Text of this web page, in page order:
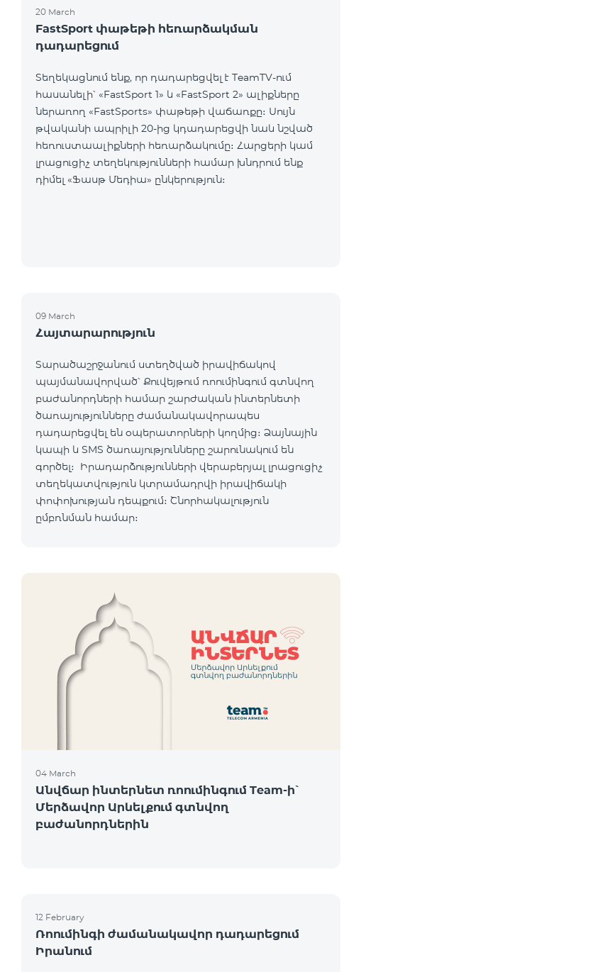
20 March
FastSport փաթեթի հեռարձակման
դադարեցում
Տեղեկացնում ենք, որ դադարեցվել է TeamTV-ում
հասանելի՝ «FastSport 1» և «FastSport 2» ալիքները
ներառող «FastSports» փաթեթի վաճառքը։ Սույն
թվականի ապրիլի 20-ից կդադարեցվի նաև նշված
հեռուստաալիքների հեռարձակումը։ Հարցերի կամ
լրացուցիչ տեղեկությունների համար խնդրում ենք
դիմել «Ֆասթ Մեդիա» ընկերություն։
09 March
Հայտարարություն
Տարածաշրջանում ստեղծված իրավիճակով
պայմանավորված՝ Քուվեյթում ռոումինգում գտնվող
բաժանորդների համար շարժական ինտերնետի
ծառայությունները ժամանակավորապես
դադարեցվել են օպերատորների կողմից։ Ձայնային
կապի և SMS ծառայությունները շարունակում են
գործել։ Իրադարձությունների վերաբերյալ լրացուցիչ
տեղեկատվություն կտրամադրվի իրավիճակի
փոփոխության դեպքում։ Շնորհակալություն
ըմբռնման համար։
04 March
Անվճար ինտերնետ ռոումինգում Team-ի՝
Մերձավոր Արևելքում գտնվող
բաժանորդներին
12 February
Ռոումինգի ժամանակավոր դադարեցում
Իրանում